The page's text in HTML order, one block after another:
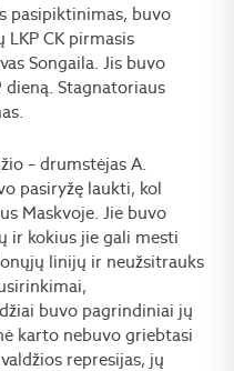
pasipiktinimas, buvo
CK pirmasis
Songaila. Jis buvo
Stagnatoriaus
– drumstėjas A.
pasiryžę laukti, kol
Maskvoje. Jie buvo
ir kokius jie gali mesti
linijų ir neužsitrauks
buvo pagrindiniai jų
karto nebuvo griebtasi
represijas, jų